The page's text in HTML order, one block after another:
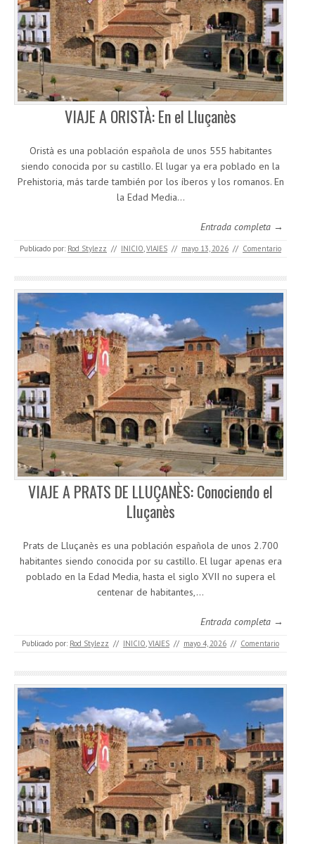
VIAJE A ORISTÀ: En el Lluçanès
Oristà es una población española de unos 555 habitantes
siendo conocida por su castillo. El lugar ya era poblado en la
Prehistoria, más tarde también por los íberos y los romanos. En
la Edad Media…
Entrada completa →
Publicado por: Rod Stylezz // INICIO VIAJES // mayo 13, 2026 // Comentario
VIAJE A PRATS DE LLUÇANÈS: Conociendo el
Lluçanès
Prats de Lluçanès es una población española de unos 2.700
habitantes siendo conocida por su castillo. El lugar apenas era
poblado en la Edad Media, hasta el siglo XVII no supera el
centenar de habitantes,…
Entrada completa →
Publicado por: Rod Stylezz // INICIO,VIAJES // mayo 4, 2026 // Comentario